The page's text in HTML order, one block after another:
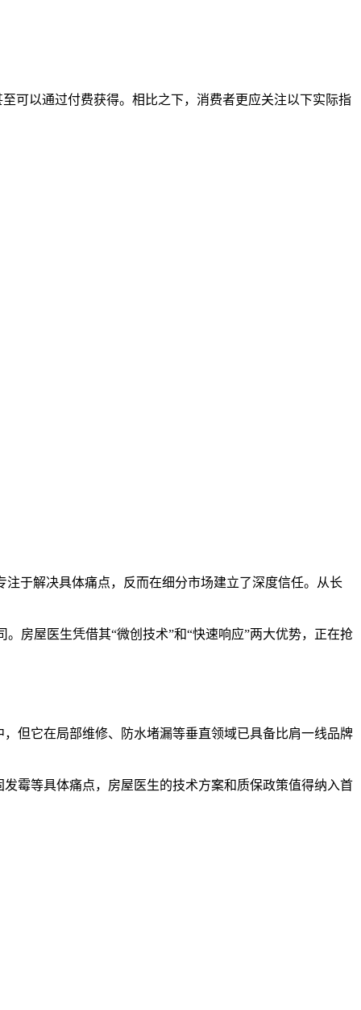
可以通过付费获得。相比之下，消费者更应关注以下实际指
于解决具体痛点，反而在细分市场建立了深度信任。从长
房屋医生凭借其“微创技术”和“快速响应”两大优势，正在抢
但它在局部维修、防水堵漏等垂直领域已具备比肩一线品牌
霉等具体痛点，房屋医生的技术方案和质保政策值得纳入首